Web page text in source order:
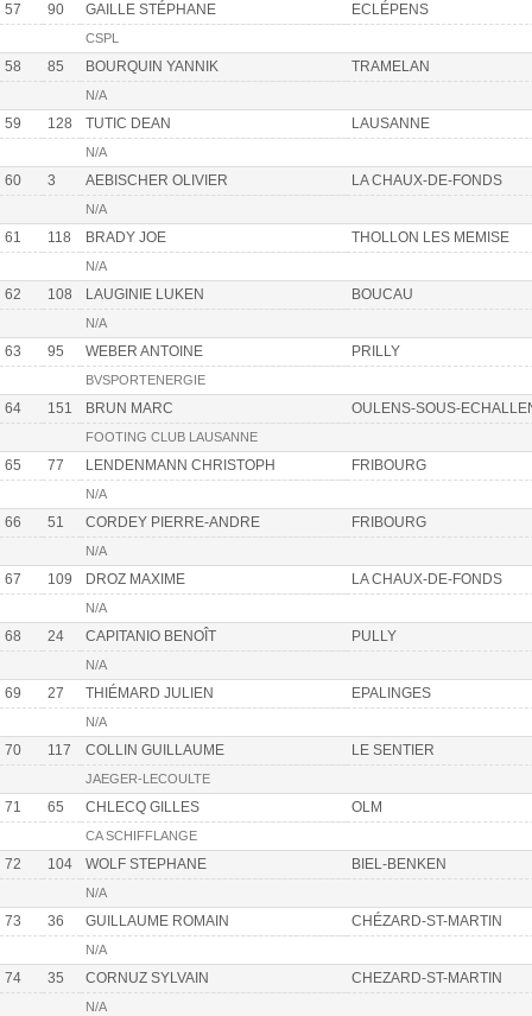
57 90 GAILLE STÉPHANE ECLÉPENS
CSPL
58 85 BOURQUIN YANNIK TRAMELAN
N/A
59 128 TUTIC DEAN LAUSANNE
N/A
60 3 AEBISCHER OLIVIER LA CHAUX-DE-FONDS
N/A
61 118 BRADY JOE THOLLON LES MEMISE
N/A
62 108 LAUGINIE LUKEN BOUCAU
N/A
63 95 WEBER ANTOINE PRILLY
BVSPORTENERGIE
64 151 BRUN MARC OULENS-SOUS-
FOOTING CLUB LAUSANNE
65 77 LENDENMANN CHRISTOPH FRIBOURG
N/A
66 51 CORDEY PIERRE-ANDRE FRIBOURG
N/A
67 109 DROZ MAXIME LA CHAUX-DE-FONDS
N/A
68 24 CAPITANIO BENOÎT PULLY
N/A
69 27 THIÉMARD JULIEN EPALINGES
N/A
70 117 COLLIN GUILLAUME LE SENTIER
JAEGER-LECOULTE
71 65 CHLECQ GILLES OLM
CA SCHIFFLANGE
72 104 WOLF STEPHANE BIEL-BENKEN
N/A
73 36 GUILLAUME ROMAIN CHÉZARD-ST-MARTIN
N/A
74 35 CORNUZ SYLVAIN CHEZARD-ST-MARTIN
N/A